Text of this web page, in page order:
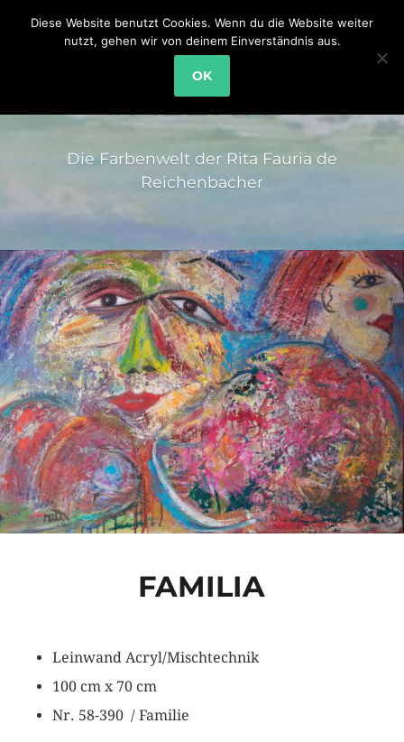
GALERITA
Die Farbenwelt der Rita Fauria de
Reichenbacher
FAMILIA
Leinwand Acryl/Mischtechnik
100 cm x 70 cm
Nr. 58-390 / Familie
Diese Website benutzt Cookies. Wenn du die Website weiter
nutzt, gehen wir von deinem Einverständnis aus.
OK